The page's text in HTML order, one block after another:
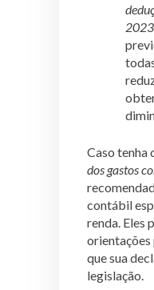
Caso tenha
dos gastos
contábil
renda. Eles
orientações
que sua
legislação.